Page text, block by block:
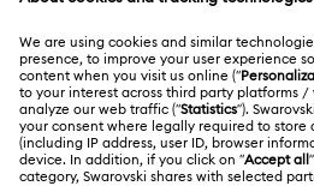
Sipariş Takibi
Nakliye
İade ve Değişim
Kayıt
Swarovski Club
HAKKIMIZDA
Swarovski Hakkında